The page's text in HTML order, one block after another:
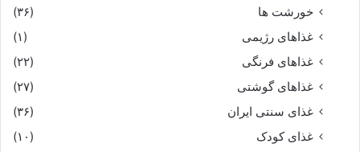
خورشت ها
(۳۶)
غذاهای رژیمی
(۱)
غذاهای فرنگی
(۲۲)
غذاهای گوشتی
(۲۷)
غذای سنتی ایران
(۳۶)
غذای کودک
(۱۰)